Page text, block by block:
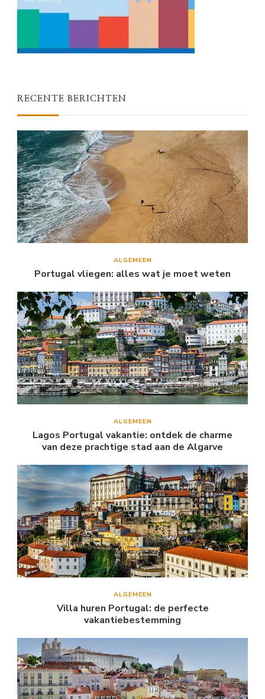
RECENTE BERICHTEN
ALGEMEEN
Portugal vliegen: alles wat je moet weten
ALGEMEEN
Lagos Portugal vakantie: ontdek de charme
van deze prachtige stad aan de Algarve
ALGEMEEN
Villa huren Portugal: de perfecte
vakantiebestemming